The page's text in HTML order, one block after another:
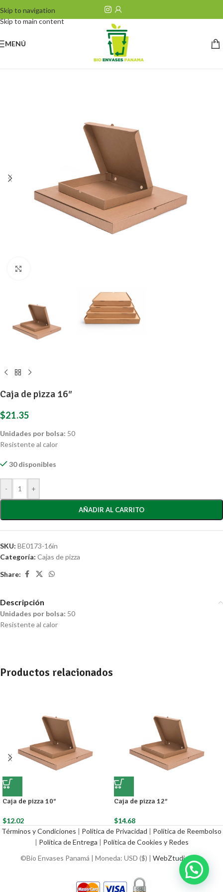
Skip to navigation
Skip to main content
MENÚ
Caja de pizza 16″
$21.35
Unidades por bolsa: 50
Resistente al calor
30 disponibles
- +
AÑADIR AL CARRITO
SKU: BE0173-16in
Categoría: Cajas de pizza
Share:
Descripción
Unidades por bolsa: 50
Resistente al calor
Productos relacionados
Caja de pizza 10″
$12.02
Caja de pizza 12″
$14.68
Términos y Condiciones | Política de Privacidad | Política de Reembolso
| Política de Entrega | Política de Cookies y Redes
©Bio Envases Panamá | Moneda: USD ($) | WebZtudio.com